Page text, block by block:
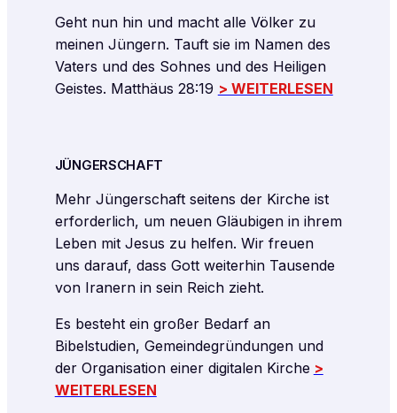
Geht nun hin und macht alle Völker zu
meinen Jüngern. Tauft sie im Namen des
Vaters und des Sohnes und des Heiligen
Geistes. Matthäus 28:19 > WEITERLESEN
JÜNGERSCHAFT
Mehr Jüngerschaft seitens der Kirche ist
erforderlich, um neuen Gläubigen in ihrem
Leben mit Jesus zu helfen. Wir freuen
uns darauf, dass Gott weiterhin Tausende
von Iranern in sein Reich zieht.
Es besteht ein großer Bedarf an
Bibelstudien, Gemeindegründungen und
der Organisation einer digitalen Kirche >
WEITERLESEN